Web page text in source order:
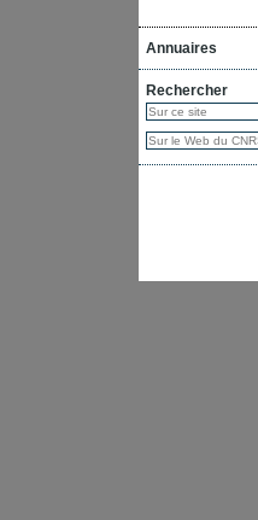
Annuaires
Rechercher